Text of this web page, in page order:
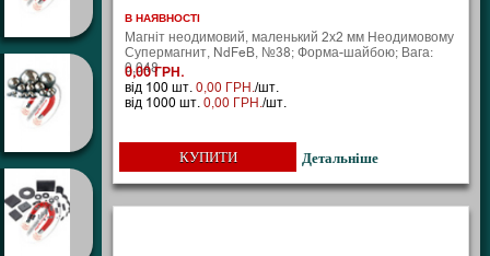
В НАЯВНОСТІ
Магніт неодимовий, маленький 2х2 мм Неодимовому
Супермагнит, NdFeB, №38; Форма-шайбою; Вага:
0,048 ..
0,00 ГРН.
від 100 шт.0,00 ГРН./шт.
від 1000 шт.0,00 ГРН./шт.
КУПИТИ Детальніше